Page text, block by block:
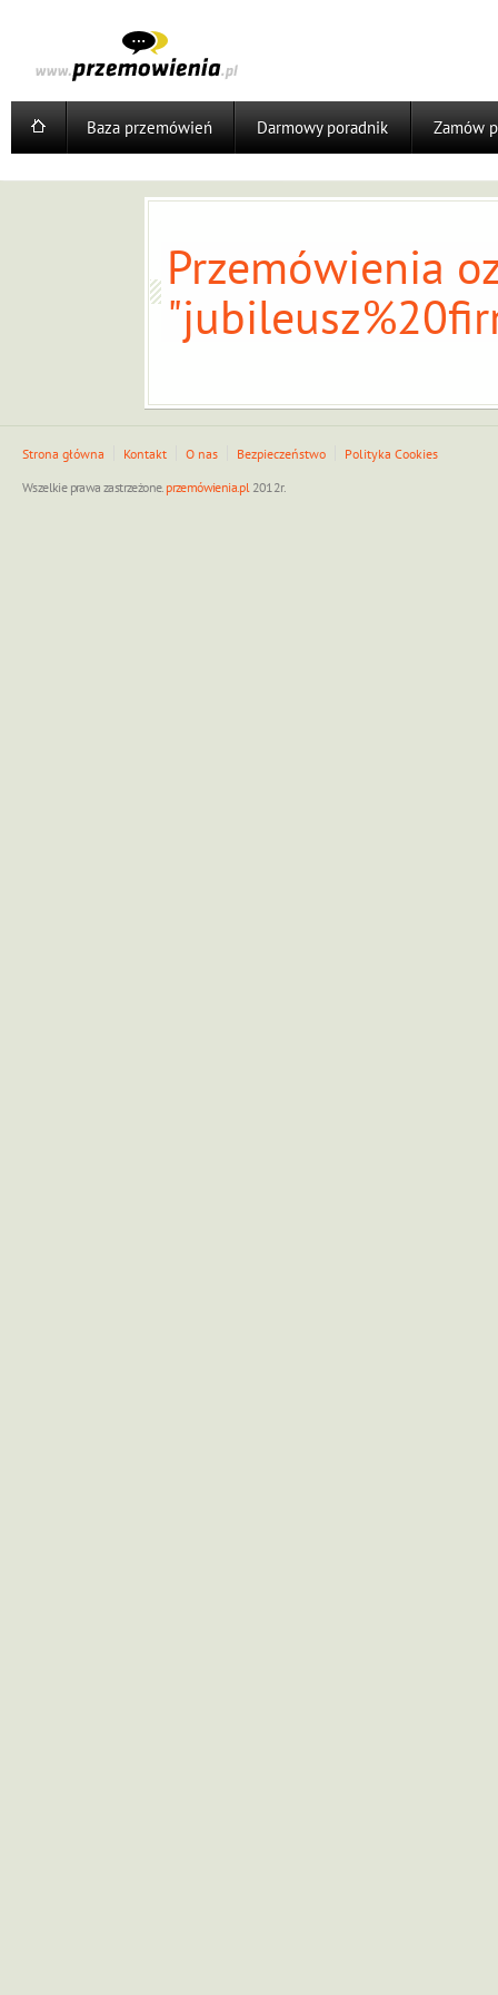
Baza przemówień Darmowy poradnik Zamów
Przemówienia
Strona główna Kontakt O nas Bezpieczeństwo
Polityka Cookies
Wszelkie prawa zastrzeżone. przemówienia.pl2012r.